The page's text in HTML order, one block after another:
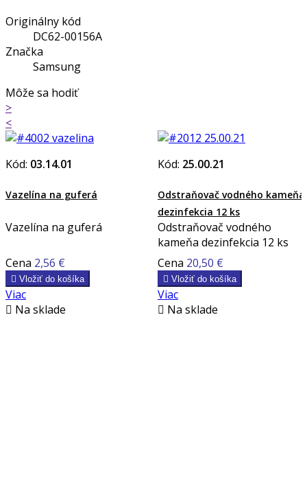
Originálny kód
DC62-00156A
Značka
Samsung
Môže sa hodiť
>
<
Kód: 03.14.01
Vazelína na guferá
Vazelína na guferá
Cena 2,56 €
 Vložiť do košíka
Viac
 Na sklade
Kód: 25.00.21
Odstraňovač vodného kameňa
dezinfekcia 12 ks
Odstraňovač vodného
kameňa dezinfekcia 12 ks
Cena 20,50 €
 Vložiť do košíka
Viac
 Na sklade